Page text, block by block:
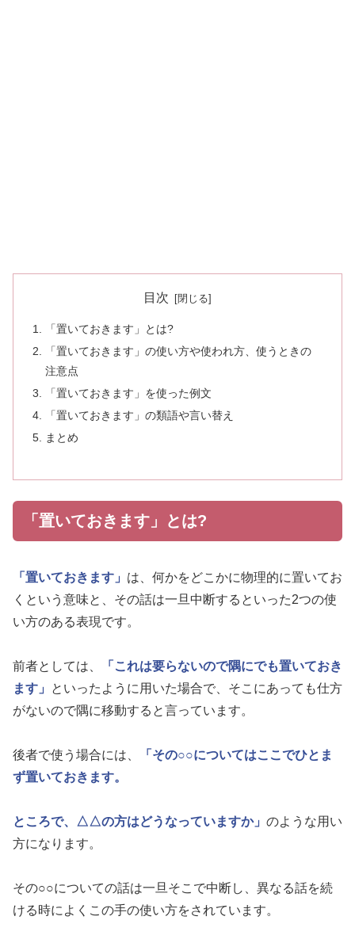
目次
「置いておきます」とは?
「置いておきます」の使い方や使われ方、使うときの
注意点
「置いておきます」を使った例文
「置いておきます」の類語や言い替え
まとめ
「置いておきます」とは?
「置いておきます」 は、何かをどこかに物理的に置いてお
くという意味と、その話は一旦中断するといった2つの使
い方のある表現です。
前者としては、
「これは要らないので隅にでも置いておき
ます」
といったように用いた場合で、そこにあっても仕方
がないので隅に移動すると言っています。
後者で使う場合には、
「その○○についてはここでひとま
ず置いておきます。
ところで、△△の方はどうなっていますか」 のような用い
方になります。
その○○についての話は一旦そこで中断し、異なる話を続
ける時によくこの手の使い方をされています。